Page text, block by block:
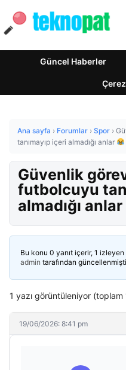
Güncel Haberler
Ana sayfa › Forumlar › Spor ›
tanımayıp içeri almadığı anlar
Güvenlik
futbolcuyu
almadığı anlar
Bu konu 0 yanıt içerir, 1 izleyen
admin tarafından
1 yazı görüntüleniyor (toplam
19/06/2026: 8:41 pm